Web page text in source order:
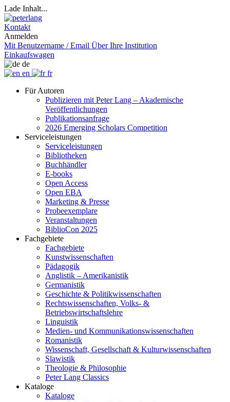
Lade Inhalt...
Kontakt
Anmelden
Mit Benutzername / Email Über Ihre Institution
Einkaufswagen
de
en
fr
Für Autoren
Publizieren mit Peter Lang – Akademische
Veröffentlichungen
Publikationsanfrage
2026 Emerging Scholars Competition
Serviceleistungen
Serviceleistungen
Bibliotheken
Buchhändler
E-books
Open Access
Open EBA
Marketing & Presse
Probeexemplare
Veranstaltungen
BiblioCon 2025
Fachgebiete
Fachgebiete
Kunstwissenschaften
Pädagogik
Anglistik – Amerikanistik
Germanistik
Geschichte & Politikwissenschaften
Rechtswissenschaften, Volks- &
Betriebswirtschaftslehre
Linguistik
Medien- und Kommunikationswissenschaften
Romanistik
Wissenschaft, Gesellschaft & Kulturwissenschaften
Slawistik
Theologie & Philosophie
Peter Lang Classics
Kataloge
Kataloge